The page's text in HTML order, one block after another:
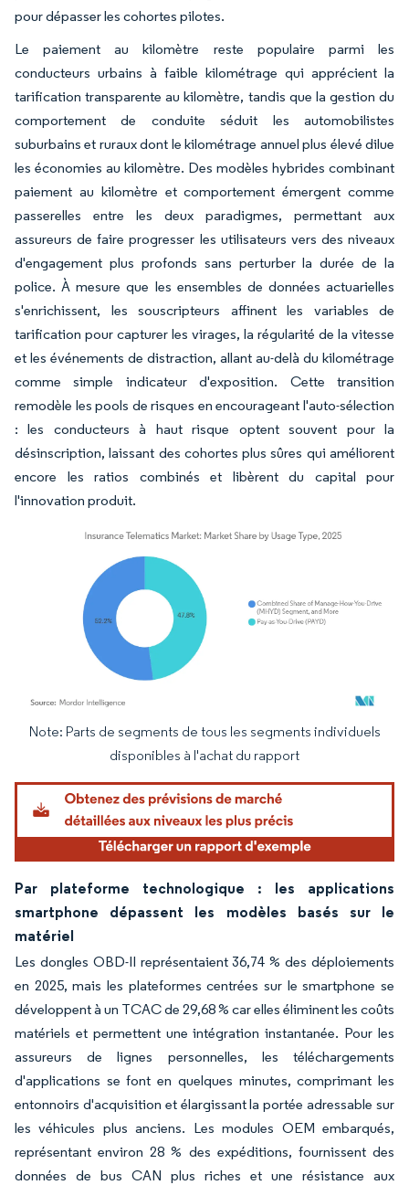
pour dépasser les cohortes pilotes.
Le paiement au kilomètre reste populaire parmi les
conducteurs urbains à faible kilométrage qui apprécient la
tarification transparente au kilomètre, tandis que la gestion du
comportement de conduite séduit les automobilistes
suburbains et ruraux dont le kilométrage annuel plus élevé dilue
les économies au kilomètre. Des modèles hybrides combinant
paiement au kilomètre et comportement émergent comme
passerelles entre les deux paradigmes, permettant aux
assureurs de faire progresser les utilisateurs vers des niveaux
d'engagement plus profonds sans perturber la durée de la
police. À mesure que les ensembles de données actuarielles
s'enrichissent, les souscripteurs affinent les variables de
tarification pour capturer les virages, la régularité de la vitesse
et les événements de distraction, allant au-delà du kilométrage
comme simple indicateur d'exposition. Cette transition
remodèle les pools de risques en encourageant l'auto-sélection
: les conducteurs à haut risque optent souvent pour la
désinscription, laissant des cohortes plus sûres qui améliorent
encore les ratios combinés et libèrent du capital pour
l'innovation produit.
Image © Mordor Intelligence. La réutilisation nécessite une attribution sous CC BY
Note: Parts de segments de tous les segments individuels
disponibles à l'achat du rapport
Par plateforme technologique : les applications
smartphone dépassent les modèles basés sur le
matériel
Les dongles OBD-II représentaient 36,74 % des déploiements
en 2025, mais les plateformes centrées sur le smartphone se
développent à un TCAC de 29,68 % car elles éliminent les coûts
matériels et permettent une intégration instantanée. Pour les
assureurs de lignes personnelles, les téléchargements
d'applications se font en quelques minutes, comprimant les
entonnoirs d'acquisition et élargissant la portée adressable sur
les véhicules plus anciens. Les modules OEM embarqués,
représentant environ 28 % des expéditions, fournissent des
données de bus CAN plus riches et une résistance aux